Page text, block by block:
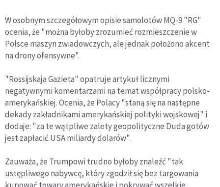
W osobnym szczegółowym opisie samolotów MQ-9 "RG"
ocenia, że "można byłoby zrozumieć rozmieszczenie w
Polsce maszyn zwiadowczych, ale jednak położono akcent
na drony ofensywne".
"Rossijskaja Gazieta" opatruje artykuł licznymi
negatywnymi komentarzami na temat współpracy polsko-
amerykańskiej. Ocenia, że Polacy "staną się na następne
dekady zakładnikami amerykańskiej polityki wojskowej" i
dodaje: "za te wątpliwe zalety geopolityczne Duda gotów
jest zapłacić USA miliardy dolarów".
Zauważa, że Trumpowi trudno byłoby znaleźć "tak
ustępliwego nabywcę, który zgodził się bez targowania